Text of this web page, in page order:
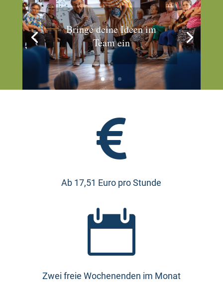
Bringe deine Ideen im
Team ein

Ab 17,51 Euro pro Stunde

Zwei freie Wochenenden im Monat